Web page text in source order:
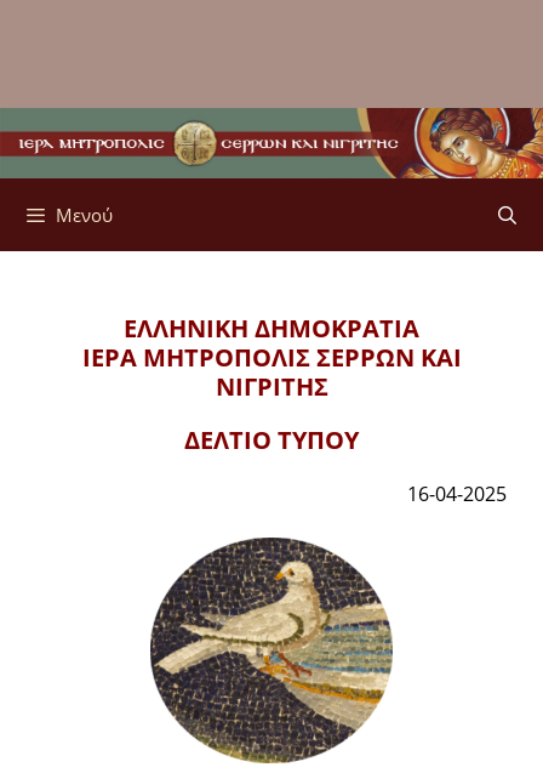
Μενού
ΕΛΛΗΝΙΚΗ ΔΗΜΟΚΡΑΤΙΑ
ΙΕΡΑ ΜΗΤΡΟΠΟΛΙΣΣΕΡΡΩΝ ΚΑΙ
ΝΙΓΡΙΤΗΣ
ΔΕΛΤΙΟ ΤΥΠΟΥ
16-04-2025